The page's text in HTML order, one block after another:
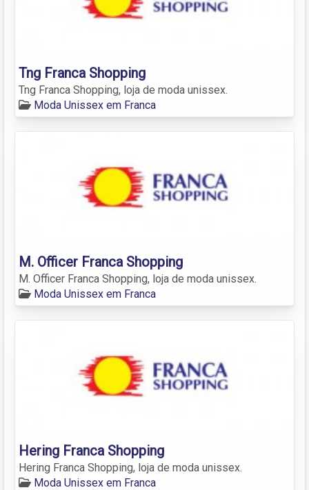
Tng Franca Shopping
Tng Franca Shopping, loja de moda unissex.
Moda Unissex em Franca
M. Officer Franca Shopping
M. Officer Franca Shopping, loja de moda unissex.
Moda Unissex em Franca
Hering Franca Shopping
Hering Franca Shopping, loja de moda unissex.
Moda Unissex em Franca